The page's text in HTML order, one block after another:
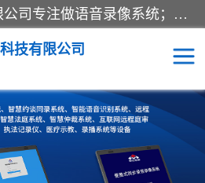
深圳鼎立宏泰科技有限公司专注做语音录像系统；主要服务有：约谈室同步录音录像系统、设计数字询问同步录音录像、数字约谈室同步录音录像、公开听证室、智慧庭审、智能语音识别转写、远程提讯（提审）、记录仪、远程指挥综合管理平台、录播系统等
技有限公司
便携式审讯设备
听证室